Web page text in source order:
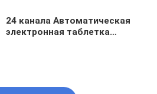
24 канала Автоматическая
электронная таблетка